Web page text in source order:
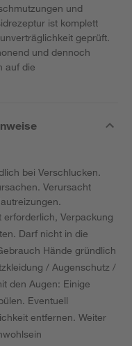
und
ist komplett
geprüft.
und dennoch
auf die
bei Verschlucken.
Verursacht
Verpackung
Darf nicht in die
Hände gründlich
/ Augenschutz /
den Augen: Einige
Eventuell
entfernen. Weiter